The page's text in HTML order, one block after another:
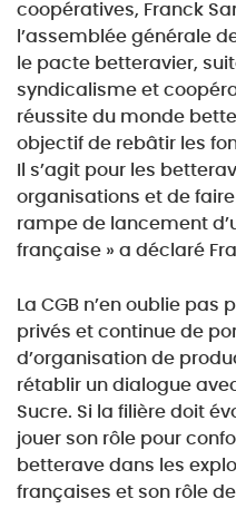
coopératives, Franck
l’assemblée générale
le pacte betteravier,
syndicalisme et
réussite du monde
objectif de rebâtir les
Il s’agit pour les
organisations et de
rampe de lancement
française » a déclaré
La CGB n’en oublie
privés et continue de
d’organisation de
rétablir un dialogue
Sucre. Si la filière doit
jouer son rôle pour
betterave dans les
françaises et son rôle